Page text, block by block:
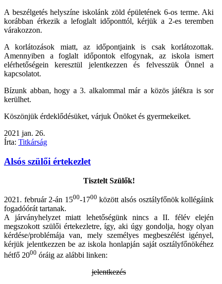
A beszélgetés helyszíne iskolánk zöld épületének 6-os terme. Aki
korábban érkezik a lefoglalt időponttól, kérjük a 2-es teremben
várakozzon.
A korlátozások miatt, az időpontjaink is csak korlátozottak.
Amennyiben a foglalt időpontok elfogynak, az iskola ismert
elérhetőségein keresztül jelentkezzen és felvesszük Önnel a
kapcsolatot.
Bízunk abban, hogy a 3. alkalommal már a közös játékra is sor
kerülhet.
Köszönjük érdeklődésüket, várjuk Önöket és gyermekeiket.
2021 jan. 26.
Írta: Titkárság
Alsós szülői értekezlet
Tisztelt Szülők!
2021. február 2-án 1500-1700 között alsós osztályfőnök kollégáink
fogadóórát tartanak.
A járványhelyzet miatt lehetőségünk nincs a II. félév elején
megszokott szülői értekezletre, így, aki úgy gondolja, hogy olyan
kérdése/problémája van, mely személyes megbeszélést igényel,
kérjük jelentkezzen be az iskola honlapján saját osztályfőnökéhez
hétfő 2000 óráig az alábbi linken:
jelentkezés